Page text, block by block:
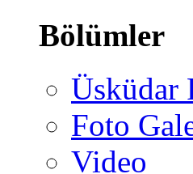
Bölümler
Üsküdar
Foto
Video